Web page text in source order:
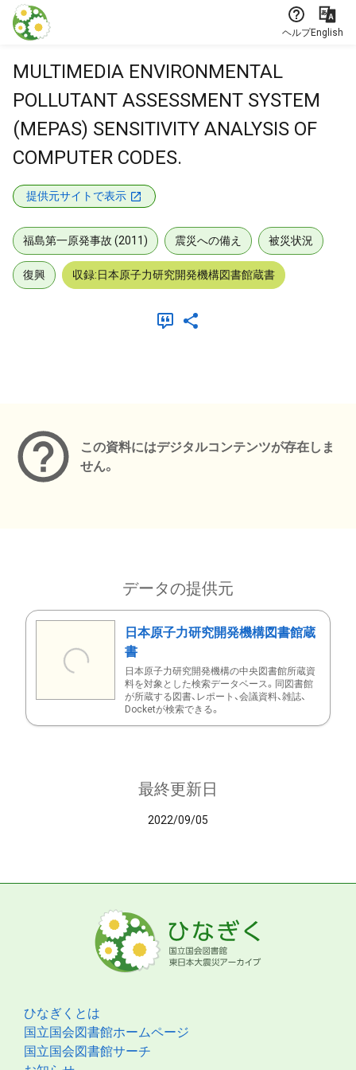
本文に飛ぶ
ヘルプEnglish
MULTIMEDIA ENVIRONMENTAL
POLLUTANT ASSESSMENT SYSTEM
(MEPAS) SENSITIVITY ANALYSIS OF
COMPUTER CODES.
提供元サイトで表示
福島第一原発事故 (2011) 震災への備え 被災状況
復興 収録:日本原子力研究開発機構図書館蔵書
この資料にはデジタルコンテンツが存在しま
せん。
データの提供元
日本原子力研究開発機構図書館蔵
書
日本原子力研究開発機構の中央図書館所蔵資
料を対象とした検索データベース。同図書館
が所蔵する図書、レポート、会議資料、雑誌、
Docketが検索できる。
最終更新日
2022/09/05
ひなぎくとは
国立国会図書館ホームページ
国立国会図書館サーチ